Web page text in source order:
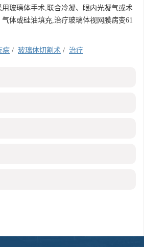
用玻璃体手术,联合冷凝、眼内光凝气或术
体或硅油填充,治疗玻璃体视网膜病变61
病 / 玻璃体切割术 / 治疗